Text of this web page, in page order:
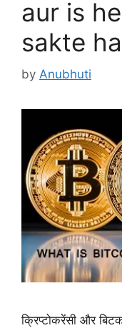
aur is
sakte
by Anubhuti
क्रिप्टोकरेंसी और